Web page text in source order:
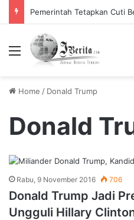
Menu
Home / Donald Trump
Donald
Rabu, 9 November 2016 706
Donald Trump Jadi
Ungguli Hillary